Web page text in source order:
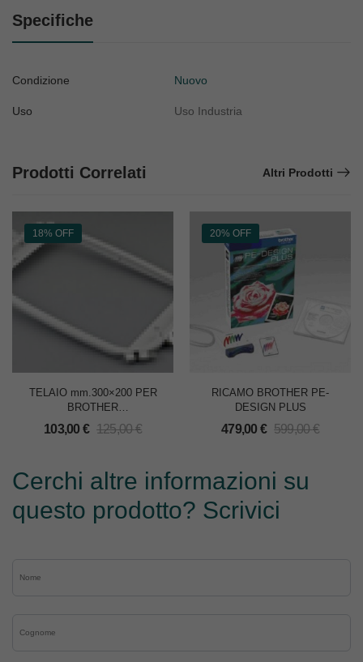
Specifiche
Condizione Nuovo
Uso Uso Industria
Prodotti Correlati Altri Prodotti
18% OFF
TELAIO mm.300×200 PER
BROTHER
PR600/PR600II/PR620/PR650/PR1000
103,00 € 125,00€
20% OFF
RICAMO BROTHER PE-
DESIGN PLUS
479,00 € 599,00€
Cerchi altre informazioni su
questo prodotto? Scrivici